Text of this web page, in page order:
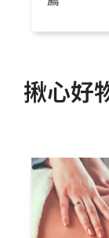
揪心好